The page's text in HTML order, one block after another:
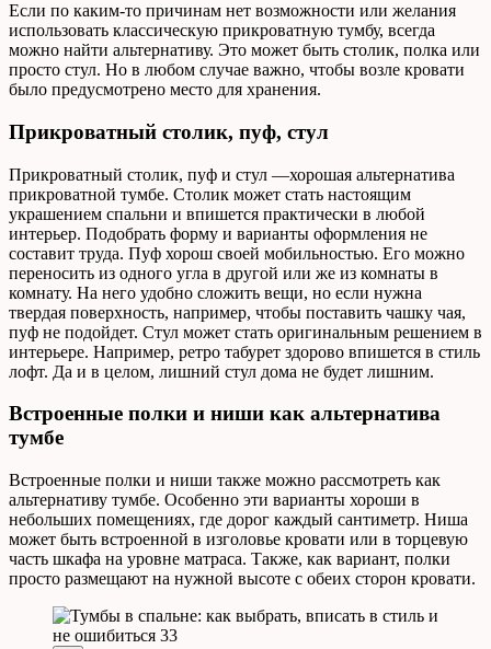
Если по каким-то причинам нет возможности или желания
использовать классическую прикроватную тумбу, всегда
можно найти альтернативу. Это может быть столик, полка или
просто стул. Но в любом случае важно, чтобы возле кровати
было предусмотрено место для хранения.
Прикроватный столик, пуф, стул
Прикроватный столик, пуф и стул —хорошая альтернатива
прикроватной тумбе. Столик может стать настоящим
украшением спальни и впишется практически в любой
интерьер. Подобрать форму и варианты оформления не
составит труда. Пуф хорош своей мобильностью. Его можно
переносить из одного угла в другой или же из комнаты в
комнату. На него удобно сложить вещи, но если нужна
твердая поверхность, например, чтобы поставить чашку чая,
пуф не подойдет. Стул может стать оригинальным решением в
интерьере. Например, ретро табурет здорово впишется в стиль
лофт. Да и в целом, лишний стул дома не будет лишним.
Встроенные полки и ниши как альтернатива
тумбе
Встроенные полки и ниши также можно рассмотреть как
альтернативу тумбе. Особенно эти варианты хороши в
небольших помещениях, где дорог каждый сантиметр. Ниша
может быть встроенной в изголовье кровати или в торцевую
часть шкафа на уровне матраса. Также, как вариант, полки
просто размещают на нужной высоте с обеих сторон кровати.